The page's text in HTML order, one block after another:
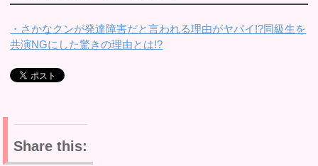
・さかなクンが発達障害だと言われる理由がヤバイ!?同級生を
共演NGにした驚きの理由とは!?
Share this: